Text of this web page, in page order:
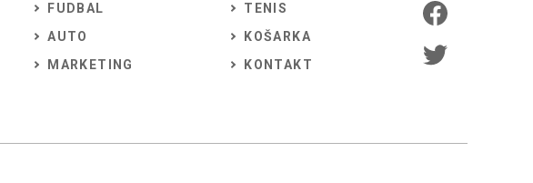
FUDBAL
AUTO
MARKETING
TENIS
KOŠARKA
KONTAKT